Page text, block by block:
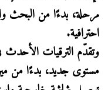
مرحلة، بدءًا من البحث
احترافية.